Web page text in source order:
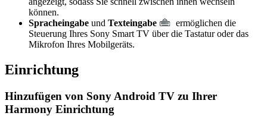
können.
Spracheingabe und Texteingabe
ermöglichen die
Steuerung Ihres Sony Smart TV über die Tastatur oder das
Mikrofon Ihres Mobilgeräts.
Einrichtung
Hinzufügen von Sony Android TV zu Ihrer
Harmony Einrichtung